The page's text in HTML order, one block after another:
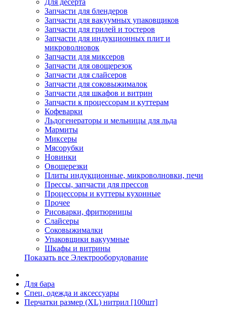
Для десерта
Запчасти для блендеров
Запчасти для вакуумных упаковщиков
Запчасти для грилей и тостеров
Запчасти для индукционных плит и
микроволновок
Запчасти для миксеров
Запчасти для овощерезок
Запчасти для слайсеров
Запчасти для соковыжималок
Запчасти для шкафов и витрин
Запчасти к процессорам и куттерам
Кофеварки
Льдогенераторы и мельницы для льда
Мармиты
Миксеры
Мясорубки
Новинки
Овощерезки
Плиты индукционные, микроволновки, печи
Прессы, запчасти для прессов
Процессоры и куттеры кухонные
Прочее
Рисоварки, фритюрницы
Слайсеры
Соковыжималки
Упаковщики вакуумные
Шкафы и витрины
Показать все Электрооборудование
Для бара
Спец. одежда и аксессуары
Перчатки размер (XL) нитрил [100шт]